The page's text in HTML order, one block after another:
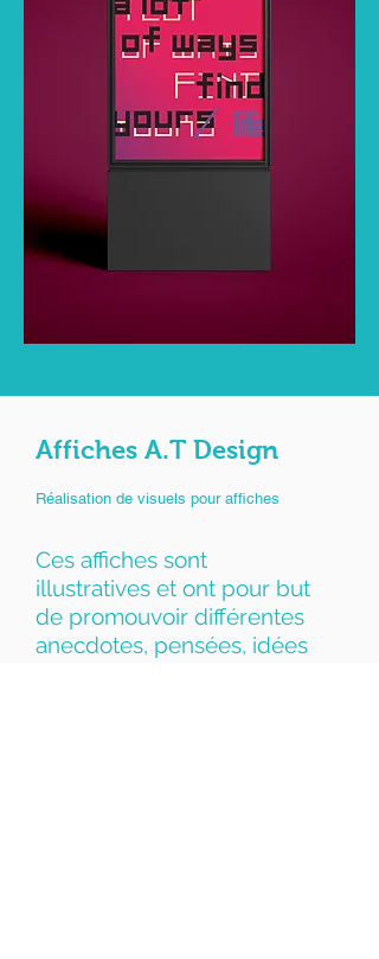
Affiches A.T Design
Réalisation de visuels pour affiches
Ces affiches sont
illustratives et ont pour but
de promouvoir différentes
anecdotes, pensées, idées